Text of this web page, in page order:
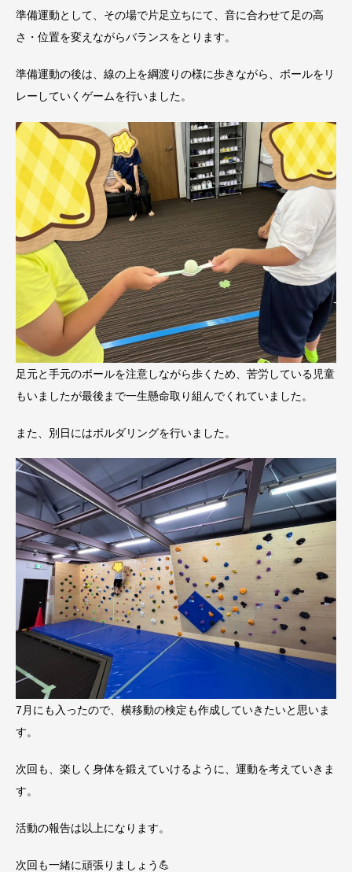
準備運動として、その場で片足立ちにて、音に合わせて足の高
さ・位置を変えながらバランスをとります。
準備運動の後は、線の上を綱渡りの様に歩きながら、ボールをリ
レーしていくゲームを行いました。
足元と手元のボールを注意しながら歩くため、苦労している児童
もいましたが最後まで一生懸命取り組んでくれていました。
また、別日にはボルダリングを行いました。
7月にも入ったので、横移動の検定も作成していきたいと思いま
す。
次回も、楽しく身体を鍛えていけるように、運動を考えていきま
す。
活動の報告は以上になります。
次回も一緒に頑張りましょう💪